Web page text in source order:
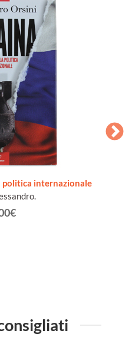
politica internazionale